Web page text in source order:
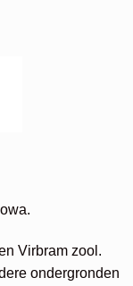
Virbram zool.
ondergronden